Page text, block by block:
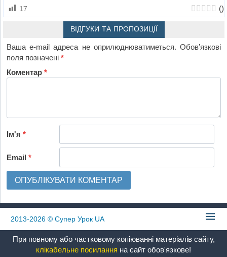
17 ()
ВІДГУКИ ТА ПРОПОЗИЦІЇ
Ваша e-mail адреса не оприлюднюватиметься. Обов’язкові
поля позначені*
Коментар*
Ім'я*
Email*
2013-2026 © Супер Урок UA
При повному або частковому копіюванні матеріалів сайту,
клікабельне посилання на сайт обов'язкове!